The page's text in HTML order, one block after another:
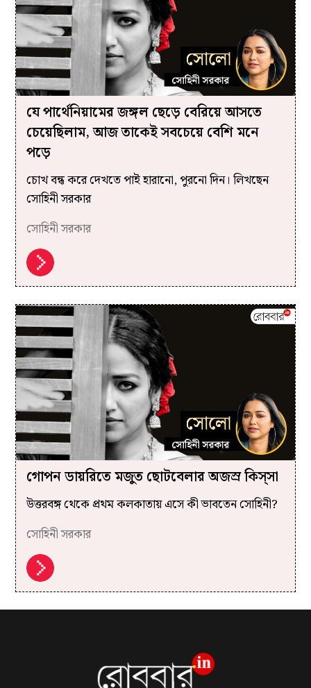
যে পার্থেনিয়ামের জঙ্গল ছেড়ে বেরিয়ে আসতে
চেয়েছিলাম, আজ তাকেই সবচেয়ে বেশি মনে
পড়ে
চোখ বন্ধ করে দেখতে পাই হারানো, পুরনো দিন। লিখছেন
সোহিনী সরকার
সোহিনী সরকার
গোপন ডায়রিতে মজুত ছোটবেলার অজস্র কিস্‌সা
উত্তরবঙ্গ থেকে প্রথম কলকাতায় এসে কী ভাবতেন সোহিনী?
সোহিনী সরকার